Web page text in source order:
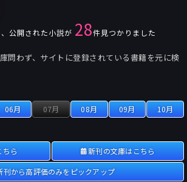
、公開された小説が 28件見つかりました
問わず、サイトに登録されている書籍を元に検
06月 07月 08月 09月 10月
ちら
新刊の文庫はこちら
刊から高評価のみをピックアップ